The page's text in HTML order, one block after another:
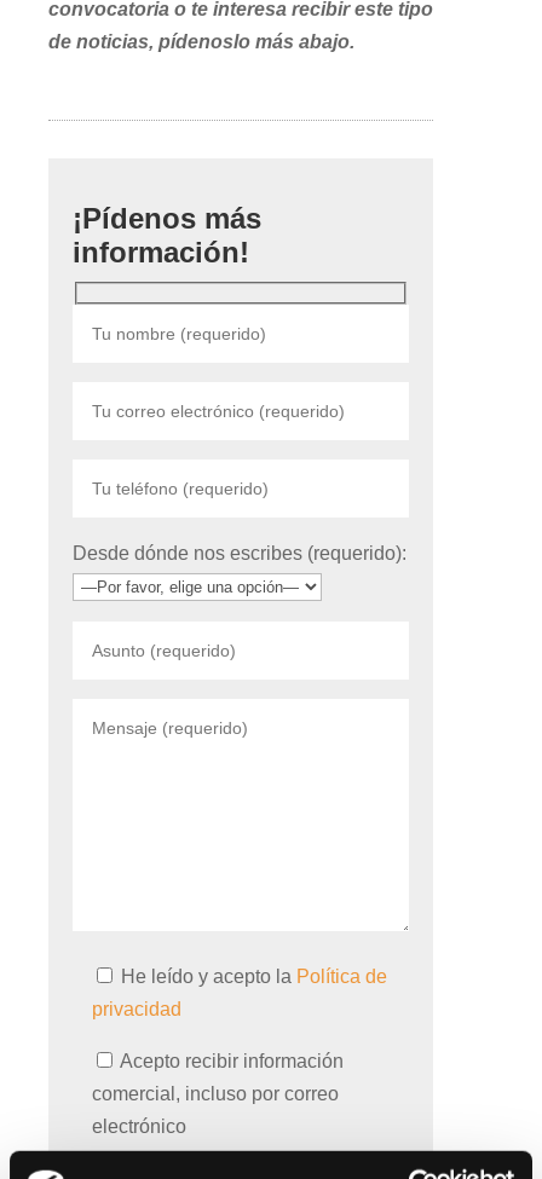
convocatoria o te interesa recibir este tipo
de noticias, pídenoslo más abajo.
¡Pídenos más
información!
Desde dónde nos escribes (requerido):
He leído y acepto la Política de
privacidad
Acepto recibir información
comercial, incluso por correo
electrónico